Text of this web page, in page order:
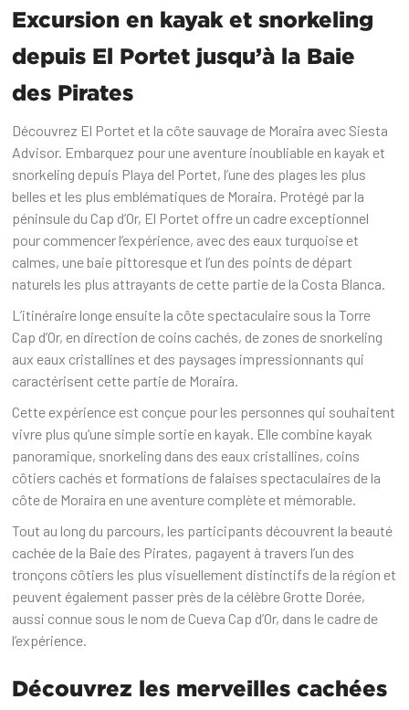
Excursion en kayak et snorkeling
depuis El Portet jusqu’à la Baie
des Pirates
Découvrez El Portet et la côte sauvage de Moraira avec Siesta
Advisor. Embarquez pour une aventure inoubliable en kayak et
snorkeling depuis Playa del Portet, l’une des plages les plus
belles et les plus emblématiques de Moraira. Protégé par la
péninsule du Cap d’Or, El Portet offre un cadre exceptionnel
pour commencer l’expérience, avec des eaux turquoise et
calmes, une baie pittoresque et l’un des points de départ
naturels les plus attrayants de cette partie de la Costa Blanca.
L’itinéraire longe ensuite la côte spectaculaire sous la Torre
Cap d’Or, en direction de coins cachés, de zones de snorkeling
aux eaux cristallines et des paysages impressionnants qui
caractérisent cette partie de Moraira.
Cette expérience est conçue pour les personnes qui souhaitent
vivre plus qu’une simple sortie en kayak. Elle combine kayak
panoramique, snorkeling dans des eaux cristallines, coins
côtiers cachés et formations de falaises spectaculaires de la
côte de Moraira en une aventure complète et mémorable.
Tout au long du parcours, les participants découvrent la beauté
cachée de la Baie des Pirates, pagayent à travers l’un des
tronçons côtiers les plus visuellement distinctifs de la région et
peuvent également passer près de la célèbre Grotte Dorée,
aussi connue sous le nom de Cueva Cap d’Or, dans le cadre de
l’expérience.
Découvrez les merveilles cachées